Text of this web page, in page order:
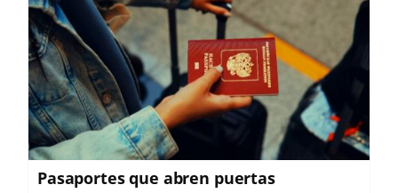
Pasaportes que abren puertas